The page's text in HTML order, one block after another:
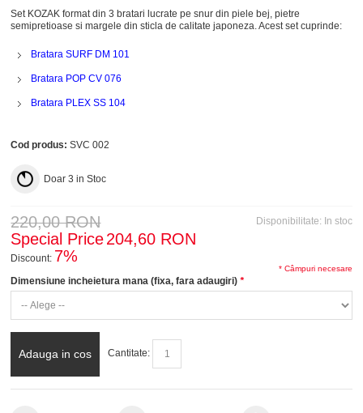
Set KOZAK format din 3 bratari lucrate pe snur din piele bej, pietre
semipretioase si margele din sticla de calitate japoneza. Acest set cuprinde:
Bratara SURF DM 101
Bratara POP CV 076
Bratara PLEX SS 104
Cod produs:SVC 002
Doar3 in Stoc
Disponibilitate: In stoc
220,00 RON
Special Price204,60 RON
Discount: 7%
*
Dimensiune incheietura mana (fixa, fara adaugiri)
* Câmpuri necesare
Adauga in cos Cantitate: